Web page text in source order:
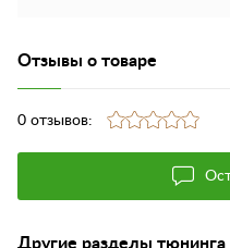
Отзывы о товаре
0 отзывов:
Другие разделы тюнинга